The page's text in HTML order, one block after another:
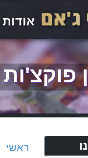
אודות
פוקצ'ות
ראשי